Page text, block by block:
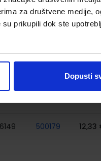
za društvene medije,
prikupili dok ste
Dopusti
500179 12,33